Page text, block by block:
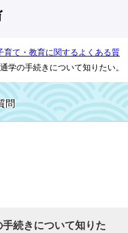
育て・教育に関するよくある質
学の手続きについて知りたい。
問
続きについて知りた